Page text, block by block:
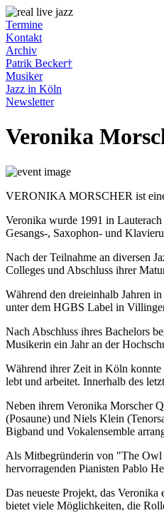
Termine
Kontakt
Archiv
Patrik Becker†
Musiker
Jazz in Köln
Newsletter
Veronika
VERONIKA MORSCHER ist
Veronika wurde 1991 in
Gesangs-, Saxophon- und
Nach der Teilnahme an diversen
Colleges und Abschluss ihrer
Während den dreieinhalb Jahren
unter dem HGBS Label in
Nach Abschluss ihres Bachelors
Musikerin ein Jahr an der
Während ihrer Zeit in Köln konnte
lebt und arbeitet. Innerhalb des
Neben ihrem Veronika Morscher
(Posaune) und Niels Klein
Bigband und Vokalensemble
Als Mitbegründerin von "The Owl
hervorragenden Pianisten Pablo
Das neueste Projekt, das
bietet viele Möglichkeiten, die